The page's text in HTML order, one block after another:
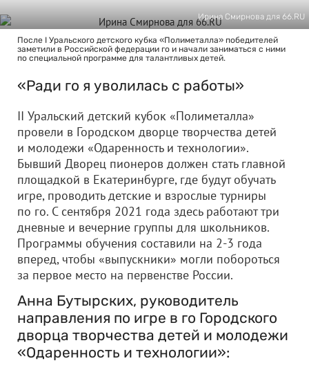
Ирина Смирнова для 66.RU
После I Уральского детского кубка «Полиметалла» победителей
заметили в Российской федерации го и начали заниматься с ними
по специальной программе для талантливых детей.
«Ради го я уволилась с работы»
II Уральский детский кубок «Полиметалла»
провели в Городском дворце творчества детей
и молодежи «Одаренность и технологии».
Бывший Дворец пионеров должен стать главной
площадкой в Екатеринбурге, где будут обучать
игре, проводить детские и взрослые турниры
по го. С сентября 2021 года здесь работают три
дневные и вечерние группы для школьников.
Программы обучения составили на 2-3 года
вперед, чтобы «выпускники» могли побороться
за первое место на первенстве России.
Анна Бутырских, руководитель
направления по игре в го Городского
дворца творчества детей и молодежи
«Одаренность и технологии»: